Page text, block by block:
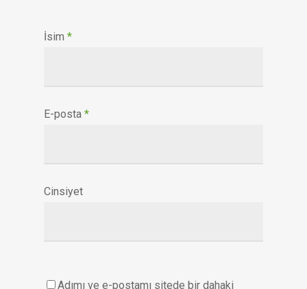
İsim *
E-posta *
Cinsiyet
Adımı ve e-postamı sitede bir dahaki